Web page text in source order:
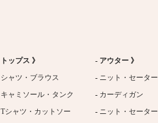
トップス 》 アウター 》
シャツ・ブラウス ニット・セーター
キャミソール・タンク カーディガン
Tシャツ・カットソー ニット・セーター